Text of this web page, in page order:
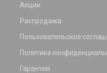
Акции
Распродажа
Пользовательское
Политика
Гарантия